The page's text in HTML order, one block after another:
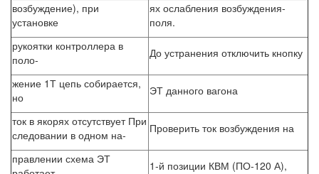
возбуждение), при
установке
ях ослабления возбуждения-
поля.
рукоятки контроллера в
поло-
До устранения отключить кнопку
жение 1Т цепь собирается,
но
ЭТ данного вагона
ток в якорях отсутствует При
следовании в одном на-
Проверить ток возбуждения на
правлении схема ЭТ
1-й позиции КВМ (ПО-120 А),